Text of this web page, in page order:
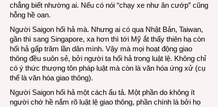
chẳng biết nhường ai. Nếu có nói “chạy xe như ăn cướp” cũng
hỗng hề oan.
Người Saigon hối hả mà. Nhưng ai có qua Nhật Bản, Taiwan,
gần thì sang Singapore, xa hơn thì tới Mỹ ắt thấy thiên hạ còn
hối hả gấp trăm lần dân mình. Vậy mà mọi hoạt động giao
thông đều suôn sẻ, bởi người ta hối hả trong luật lệ. Không chỉ
có ý thức thượng tôn pháp luật mà còn là văn hóa ứng xử (cụ
thể là văn hóa giao thông).
Người Saigon hối hả một cách ẩu tả. Một phần do không ít
người chớ hề nắm rõ luật lệ giao thông, phần chính là bởi họ